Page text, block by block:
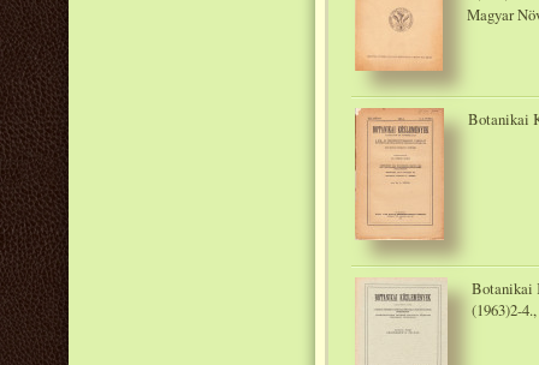
Magyar
Botanikai
Botanikai
(1963)2-